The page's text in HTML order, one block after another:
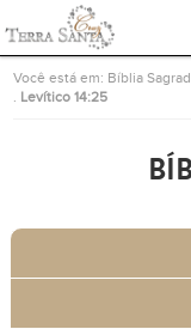
Ir para a página inicial
Você está em: Bíblia
Levítico 14:25